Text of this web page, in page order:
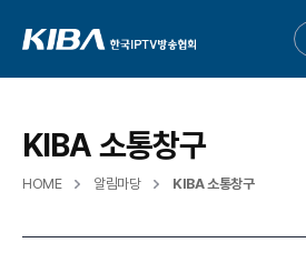
KIBA 소통창구
HOME 알림마당 KIBA 소통창구